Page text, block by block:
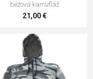
béžová kamufláž
21,00 €